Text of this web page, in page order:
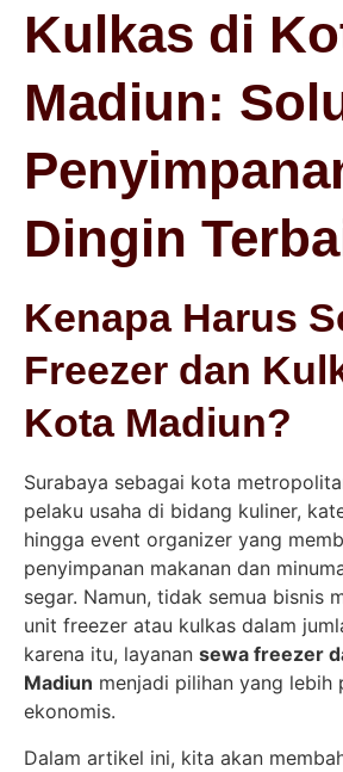
Kulkas di
Madiun:
Dingin
Kenapa Harus
Freezer dan
Kota Madiun?
Surabaya sebagai kota
pelaku usaha di bidang kuliner,
hingga event organizer yang
penyimpanan makanan dan
segar. Namun, tidak semua bisnis
unit freezer atau kulkas dalam
karena itu, layanan sewa freezer
Madiun menjadi pilihan yang lebih
ekonomis.
Dalam artikel ini, kita akan